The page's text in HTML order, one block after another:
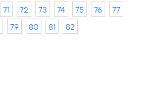
71 72 73 74 75 76
77
79 80 81 82